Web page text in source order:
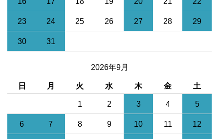
23 24 25 26 27 28 29
30 31
2026年9月
日 月 火 水 木 金 土
1 2 3 4 5
6 7 8 9 10 11 12